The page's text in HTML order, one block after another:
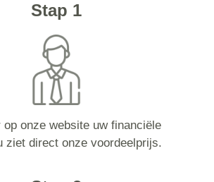
Stap 1
op onze website uw financiële
ziet direct onze voordeelprijs.